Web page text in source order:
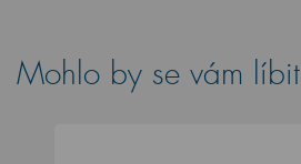
Mohlo by se vám líbit